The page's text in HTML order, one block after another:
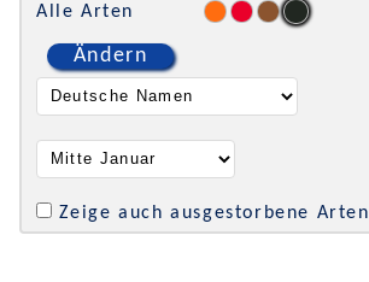
Alle Arten
Ändern
Zeige auch ausgestorbene Arten